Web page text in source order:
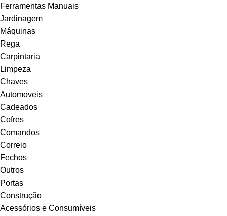
Ferramentas Manuais
Jardinagem
Máquinas
Rega
Carpintaria
Limpeza
Chaves
Automoveis
Cadeados
Cofres
Comandos
Correio
Fechos
Outros
Portas
Construção
Acessórios e Consumíveis